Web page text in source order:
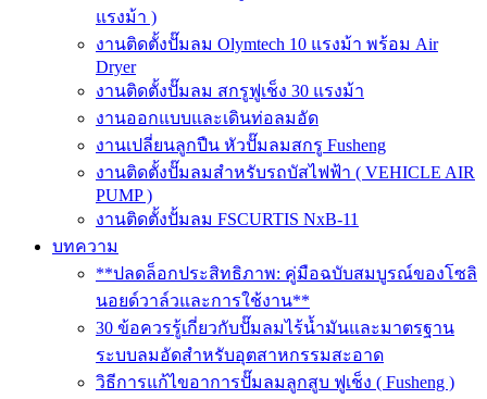
แรงม้า )
งานติดตั้งปั๊มลม Olymtech 10 แรงม้า พร้อม Air
Dryer
งานติดตั้งปั๊มลม สกรูฟูเช็ง 30 แรงม้า
งานออกแบบและเดินท่อลมอัด
งานเปลี่ยนลูกปืน หัวปั๊มลมสกรู Fusheng
งานติดตั้งปั๊มลมสำหรับรถบัสไฟฟ้า ( VEHICLE AIR
PUMP )
งานติดตั้งปั้มลม FSCURTIS NxB-11
บทความ
**ปลดล็อกประสิทธิภาพ: คู่มือฉบับสมบูรณ์ของโซลิ
นอยด์วาล์วและการใช้งาน**
30 ข้อควรรู้เกี่ยวกับปั๊มลมไร้น้ำมันและมาตรฐาน
ระบบลมอัดสำหรับอุตสาหกรรมสะอาด
วิธีการแก้ไขอาการปั๊มลมลูกสูบ ฟูเช็ง ( Fusheng )